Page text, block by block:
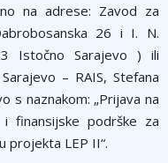
na adrese: Zavod za
26 i I. N.
Istočno Sarajevo ) ili
– RAIS, Stefana
s naznakom: „Prijava na
finansijske podrške za
projekta LEP II“.